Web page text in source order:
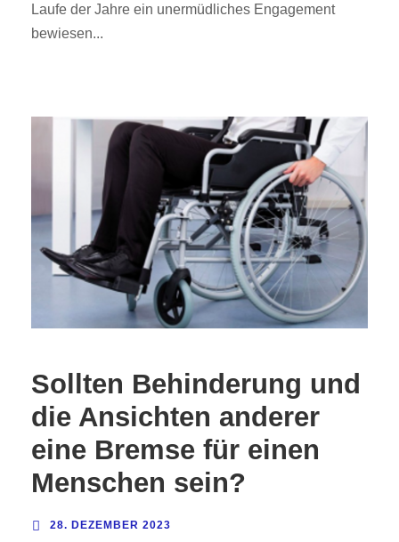
Laufe der Jahre ein unermüdliches Engagement
bewiesen...
Sollten Behinderung und
die Ansichten anderer
eine Bremse für einen
Menschen sein?
28. DEZEMBER 2023